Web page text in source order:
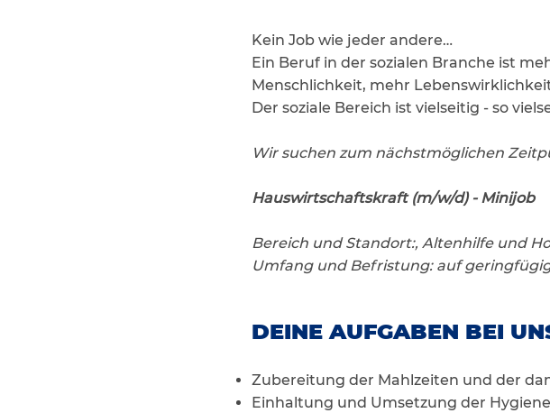
Kein Job wie jeder andere…
Ein Beruf in der sozialen Branche ist
Menschlichkeit, mehr
Der soziale Bereich ist vielseitig - so
Wir suchen zum nächstmöglichen
Hauswirtschaftskraft (m/w/d) - Minijob
Bereich und Standort:, Altenhilfe und
Umfang und Befristung: auf
DEINE AUFGABEN BEI
Zubereitung der Mahlzeiten und der
Einhaltung und Umsetzung der